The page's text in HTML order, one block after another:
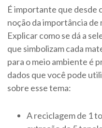
É importante que desde
noção da importância
Explicar como se dá a
que simbolizam cada
para o meio ambiente é
dados que você pode
sobre esse tema:
​​​A reciclagem de 1